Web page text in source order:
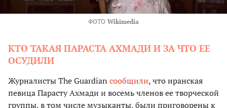
ФОТО Wikimedia
КТО ТАКАЯ ПАРАСТА АХМАДИ И ЗА ЧТО ЕЕ
ОСУДИЛИ
Журналисты The Guardian сообщили, что иранская
певица Парасту Ахмади и восемь членов ее творческой
группы, в том числе музыканты, были приговорены к